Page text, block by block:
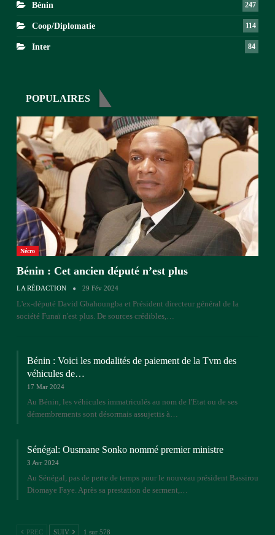
Bénin 247
Coop/Diplomatie 114
Inter 84
POPULAIRES
Nécro
Bénin : Cet ancien député n’est plus
LA RÉDACTION 29 Fév 2024
L'ex-député David Gbahoungba et Président directeur général de la
société Funaï n'est plus. De sources crédibles,…
Bénin : Voici les modalités de paiement de la Tvm des
véhicules de…
17 Mar 2024
Au Bénin, les véhicules immatriculés au nom de l'Etat ou de ses
démembrements sont désormais assujettis à…
Sénégal: Ousmane Sonko nommé premier ministre
3 Avr 2024
Au Sénégal, pas de perte de temps pour le nouveau président Bassirou
Diomaye Faye. Après sa prestation de serment,…
PREC SUIV 1 sur 578